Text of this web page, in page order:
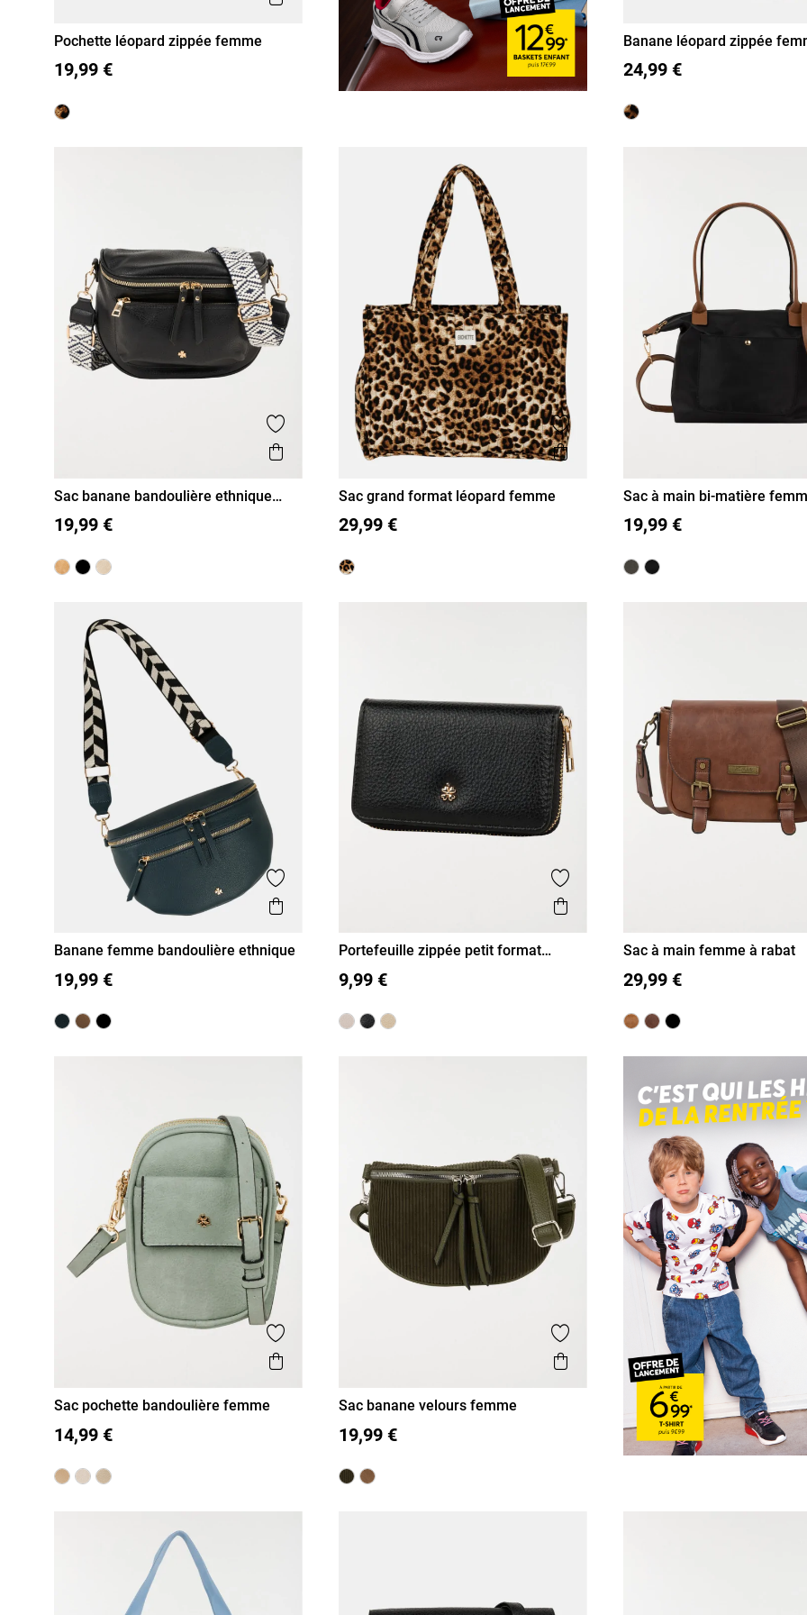
T U
Pochette léopard zippée femme
19,99 € T U
Banane léopard zippée
24,99 €
Ajouter aux favoris
Aperçu rapide
T U
Sac banane bandoulière ethnique
19,99 €
Ajouter aux favoris
Aperçu rapide
T U
Sac grand format léopard femme
29,99 € T U
Sac à main bi-matière
19,99 €
Ajouter aux favoris
Aperçu rapide
T U
Banane femme bandoulière ethnique
19,99 €
Ajouter aux favoris
Aperçu rapide
T U
Portefeuille zippée petit format
9,99 € T U
Sac à main femme à rabat
29,99 €
Ajouter aux favoris
Aperçu rapide
T U
Sac pochette bandoulière femme
14,99 €
Ajouter aux favoris
Aperçu rapide
T U
Sac banane velours femme
19,99 €